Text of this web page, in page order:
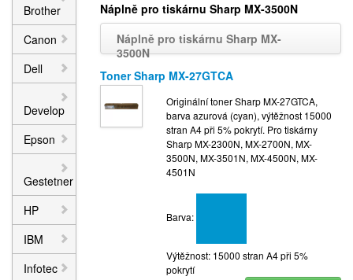
Brother
Canon
Dell
Develop
Epson
Gestetner
HP
IBM
Infotec
Náplně pro tiskárnu Sharp MX-3500N
Náplně pro tiskárnu Sharp MX-
3500N
Toner Sharp MX-27GTCA
Originální toner Sharp MX-27GTCA,
barva azurová (cyan), výtěžnost 15000
stran A4 při 5% pokrytí. Pro tiskárny
Sharp MX-2300N, MX-2700N, MX-
3500N, MX-3501N, MX-4500N, MX-
4501N
Barva:
Výtěžnost: 15000 stran A4 při 5%
pokrytí